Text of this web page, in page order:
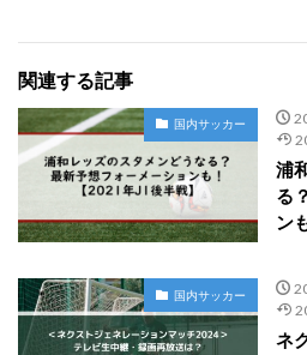
関連する記事
国内サッカー
浦
る
ン
国内サッカー
ネ